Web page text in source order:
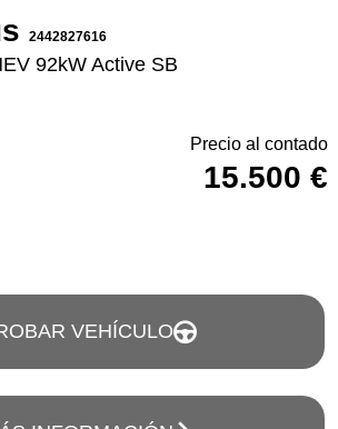
2442827616
92kW Active SB
Precio al contado
15.500 €
VEHÍCULO